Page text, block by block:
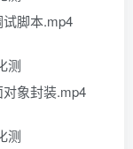
脚本.mp4
测
象封装.mp4
测